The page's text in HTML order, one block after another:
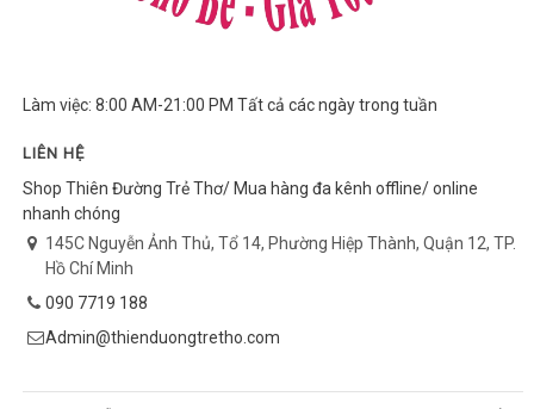
Làm việc: 8:00 AM-21:00 PM Tất cả các ngày trong tuần
LIÊN HỆ
Shop Thiên Đường Trẻ Thơ/ Mua hàng đa kênh offline/ online
nhanh chóng
145C Nguyễn Ảnh Thủ, Tổ 14, Phường Hiệp Thành, Quận 12, TP.
Hồ Chí Minh
090 7719 188
Admin@thienduongtretho.com